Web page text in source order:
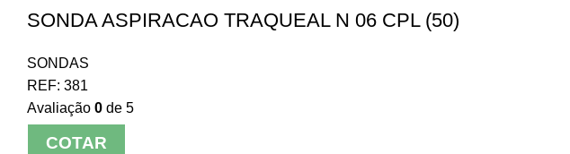
SONDA ASPIRACAO TRAQUEAL N 06 CPL (50)
SONDAS
REF: 381
Avaliação 0 de 5
COTAR